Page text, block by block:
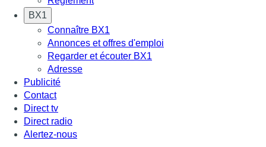
BX1
Connaître BX1
Annonces et offres d'emploi
Regarder et écouter BX1
Adresse
Publicité
Contact
Direct tv
Direct radio
Alertez-nous